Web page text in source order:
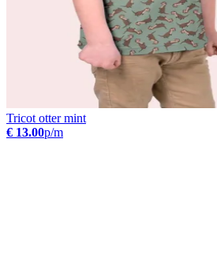
Tricot otter mint
€ 13.00p/m